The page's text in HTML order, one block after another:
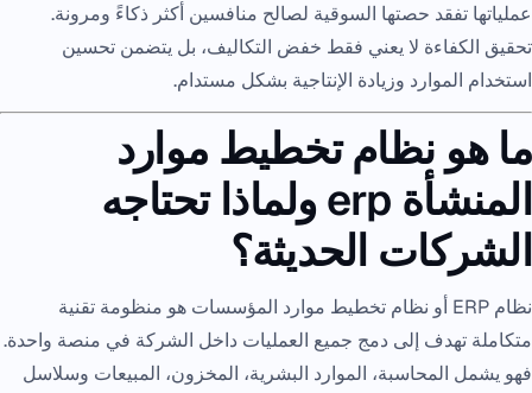
عملياتها تفقد حصتها السوقية لصالح منافسين أكثر ذكاءً ومرونة.
تحقيق الكفاءة لا يعني فقط خفض التكاليف، بل يتضمن تحسين
استخدام الموارد وزيادة الإنتاجية بشكل مستدام.
ما هو نظام تخطيط موارد
المنشأة erp ولماذا تحتاجه
الشركات الحديثة؟
نظام ERP أو نظام تخطيط موارد المؤسسات هو منظومة تقنية
متكاملة تهدف إلى دمج جميع العمليات داخل الشركة في منصة واحدة.
فهو يشمل المحاسبة، الموارد البشرية، المخزون، المبيعات وسلاسل